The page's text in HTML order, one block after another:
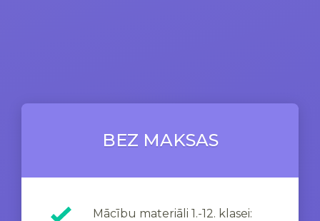
BEZ MAKSAS
Mācību materiāli 1.-12. klasei: